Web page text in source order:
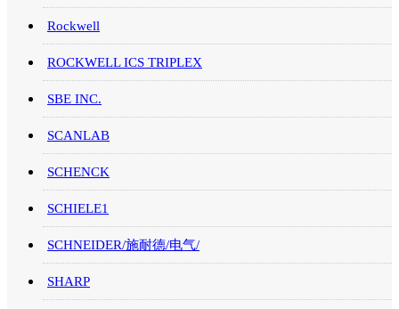
Rockwell
ROCKWELL ICS TRIPLEX
SBE INC.
SCANLAB
SCHENCK
SCHIELE1
SCHNEIDER/施耐德/电气/
SHARP